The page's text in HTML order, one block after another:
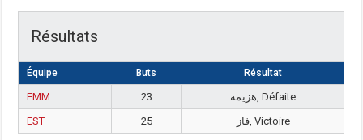
Résultats
Équipe Buts Résultat
EMM 23
هزيمة, Défaite
EST
25 فاز, Victoire